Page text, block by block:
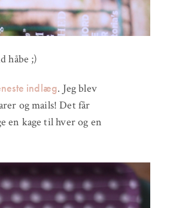
håbe ;)
indlæg. Jeg blev
og mails! Det får
en kage til hver og en